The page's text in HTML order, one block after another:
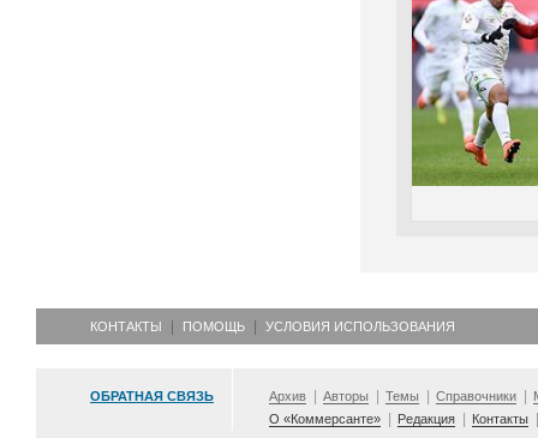
КОНТАКТЫ ПОМОЩЬ УСЛОВИЯ ИСПОЛЬЗОВАНИЯ
ОБРАТНАЯ СВЯЗЬ Архив Авторы Темы Справочники
О «Коммерсанте»
Редакция Контакты